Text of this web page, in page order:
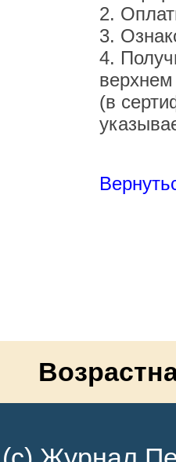
2.
3.
4.
(в